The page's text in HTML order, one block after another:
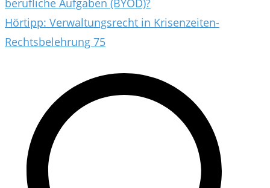
Hörtipp: Verwaltungsrecht in Krisenzeiten-
Rechtsbelehrung 75